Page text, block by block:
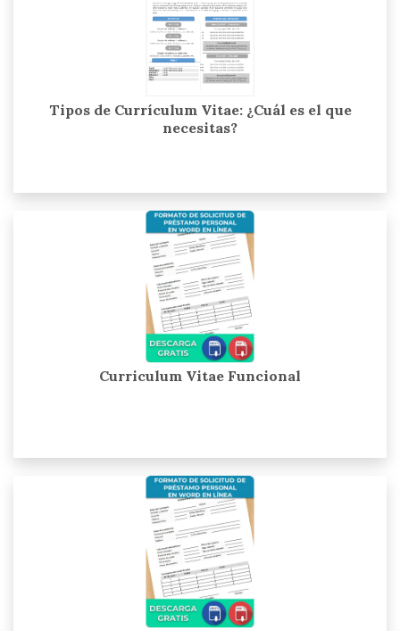
Tipos de Currículum Vitae: ¿Cuál es el que
necesitas?
Curriculum Vitae Funcional